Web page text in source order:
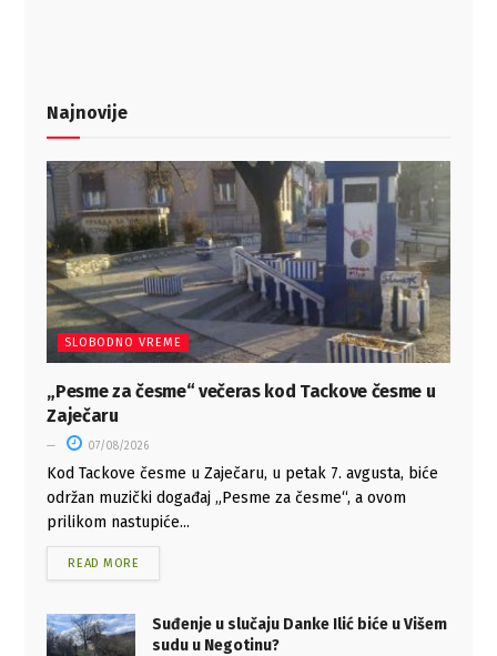
Najnovije
SLOBODNO VREME
„Pesme za česme“ večeras kod Tackove česme u
Zaječaru
07/08/2026
Kod Tackove česme u Zaječaru, u petak 7. avgusta, biće
održan muzički događaj „Pesme za česme“, a ovom
prilikom nastupiće...
READ MORE
Suđenje u slučaju Danke Ilić biće u Višem
sudu u Negotinu?